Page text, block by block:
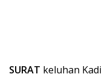
SURAT keluhan